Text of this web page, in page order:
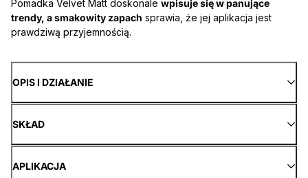
Pomadka Velvet Matt doskonale wpisuje się w panujące
trendy, a smakowity zapach sprawia, że jej aplikacja jest
prawdziwą przyjemnością.
OPIS I DZIAŁANIE
SKŁAD
APLIKACJA